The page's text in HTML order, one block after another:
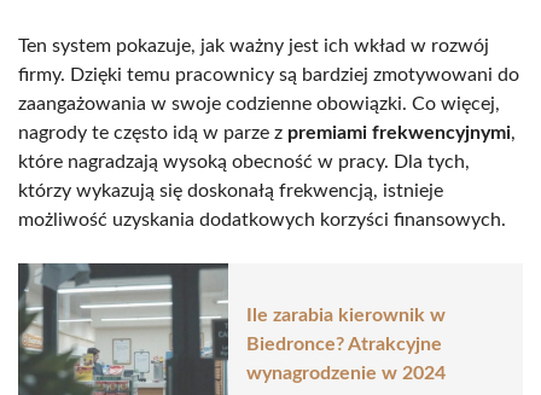
Ten system pokazuje, jak ważny jest ich wkład w rozwój
firmy. Dzięki temu pracownicy są bardziej zmotywowani do
zaangażowania w swoje codzienne obowiązki. Co więcej,
nagrody te często idą w parze z premiami frekwencyjnymi,
które nagradzają wysoką obecność w pracy. Dla tych,
którzy wykazują się doskonałą frekwencją, istnieje
możliwość uzyskania dodatkowych korzyści finansowych.
Ile zarabia kierownik w
Biedronce? Atrakcyjne
wynagrodzenie w 2024